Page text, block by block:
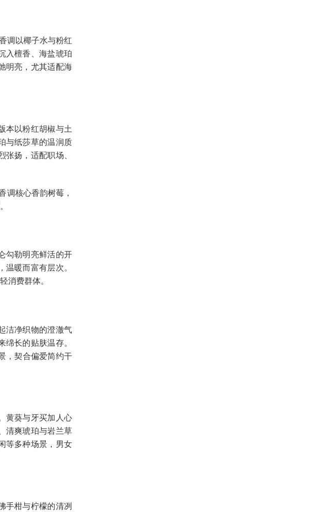
调以椰子水与粉红
入檀香、海盐琥珀
明亮，尤其适配海
本以粉红胡椒与土
与纸莎草的温润质
扬，适配职场、
调核心香韵树莓，
勾勒明亮鲜活的开
暖而富有层次。
消费群体。
洁净织物的澄澈气
长的贴肤温存。
，契合偏爱简约干
黄葵与牙买加人心
清爽琥珀与岩兰草
等多种场景，男女
手柑与柠檬的清冽